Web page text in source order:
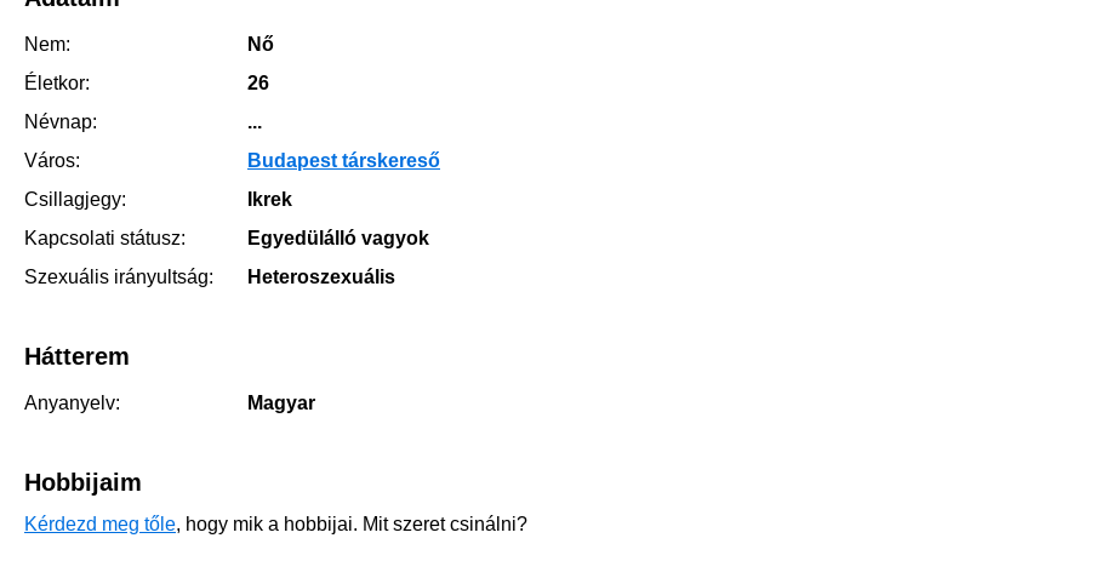
Nem:
Nő
Életkor:
26
Névnap:
...
Város:
Budapest társkereső
Csillagjegy:
Ikrek
Kapcsolati státusz:
Egyedülálló vagyok
Szexuális irányultság:
Heteroszexuális
Hátterem
Anyanyelv: Magyar
Hobbijaim
Kérdezd meg tőle, hogy mik a hobbijai. Mit szeret csinálni?